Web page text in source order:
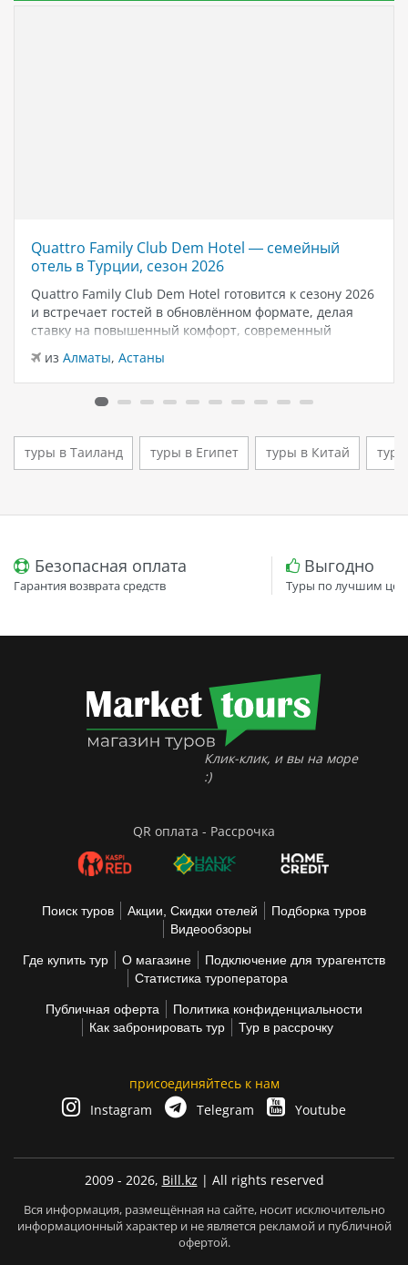
Quattro Family Club Dem Hotel — семейный
отель в Турции, сезон 2026
Quattro Family Club Dem Hotel готовится к сезону 2026
и встречает гостей в обновлённом формате, делая
ставку на повышенный комфорт, современный
дизайн и атмосферу спокойного семейного отдыха у
моря. Отель остаётся популярным выбором для тех,
кто ищет семейный отель в…
из Алматы, Астаны
туры в Таиланд туры в Египет туры в Китай
Безопасная оплата
Гарантия возврата средств
Выгодно
Туры по лучшим
Клик-клик, и вы на море
:)
QR оплата - Рассрочка
Поиск туров Акции, Скидки отелей
Подборка туров
Видеообзоры
Где купить тур О магазине
Подключение для турагентств
Статистика туроператора
Публичная оферта
Политика конфиденциальности
Как забронировать тур
Тур в рассрочку
присоединяйтесь к нам
Instagram
Telegram Youtube
2009 - 2026, Bill.kz | All rights reserved
Вся информация, размещённая на сайте, носит исключительно
информационный характер и не является рекламой и публичной
офертой.